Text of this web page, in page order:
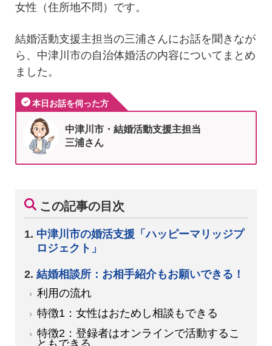
女性（住所地不問）です。
結婚活動支援主担当の三浦さんにお話を聞きなが
ら、中津川市の自治体婚活の内容についてまとめ
ました。
本日お話を伺った方
中津川市・結婚活動支援主担当
三浦さん
この記事の目次
中津川市の婚活支援「ハッピーマリッジプ
ロジェクト」
結婚相談所：お相手紹介もお願いできる！
利用の流れ
特徴1：女性はおためし相談もできる
特徴2：登録者はオンラインで活動するこ
ともできる